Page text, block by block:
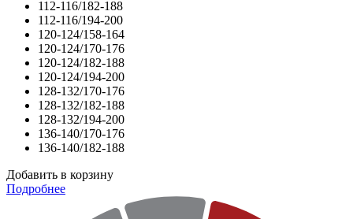
112-116/182-188
112-116/194-200
120-124/158-164
120-124/170-176
120-124/182-188
120-124/194-200
128-132/170-176
128-132/182-188
128-132/194-200
136-140/170-176
136-140/182-188
Добавить в корзину
Подробнее